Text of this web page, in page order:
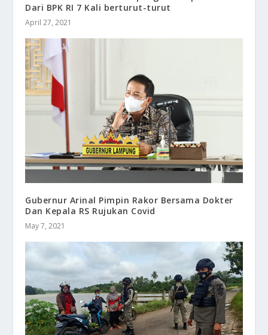
Dari BPK RI 7 Kali berturut-turut
April 27, 2021
Gubernur Arinal Pimpin Rakor Bersama Dokter
Dan Kepala RS Rujukan Covid
May 7, 2021